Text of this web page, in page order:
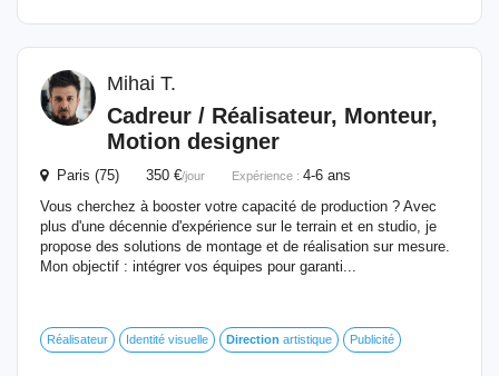
Mihai T.
Cadreur / Réalisateur, Monteur,
Motion designer
Paris (75) 350 €/jour Expérience : 4-6 ans
Vous cherchez à booster votre capacité de production ? Avec
plus d'une décennie d'expérience sur le terrain et en studio, je
propose des solutions de montage et de réalisation sur mesure.
Mon objectif : intégrer vos équipes pour garanti...
Réalisateur Identité visuelle Direction artistique Publicité